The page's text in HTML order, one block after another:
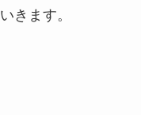
きます。